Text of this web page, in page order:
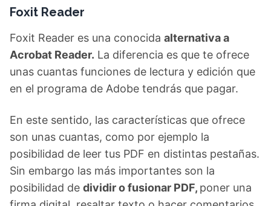
Foxit Reader
Foxit Reader es una conocida alternativa a
Acrobat Reader. La diferencia es que te ofrece
unas cuantas funciones de lectura y edición que
en el programa de Adobe tendrás que pagar.
En este sentido, las características que ofrece
son unas cuantas, como por ejemplo la
posibilidad de leer tus PDF en distintas pestañas.
Sin embargo las más importantes son la
posibilidad de dividir o fusionar PDF, poner una